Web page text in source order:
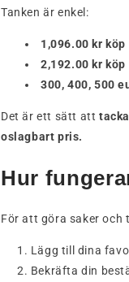
Tanken är enkel:
1,096.00 kr köp
2,192.00 kr köp
300, 400, 500
Det är ett sätt att
oslagbart pris.
Hur
För att göra saker och
Lägg till dina
Bekräfta din